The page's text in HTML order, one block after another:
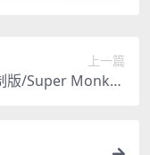
上一篇
版/Super Monkey